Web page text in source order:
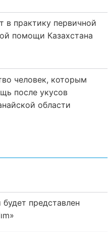
в практику первичной
помощи Казахстана
человек, которым
после укусов
области
представлен